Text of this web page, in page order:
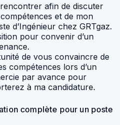
afin de discuter
et de mon
d’Ingénieur chez GRTgaz.
pour convenir d’un
de vous convaincre de
compétences lors d’un
par avance pour
à ma candidature.
complète pour un poste